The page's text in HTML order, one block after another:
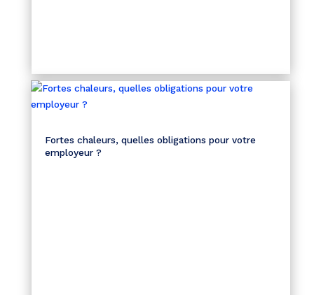
Fortes chaleurs, quelles obligations pour votre
employeur ?